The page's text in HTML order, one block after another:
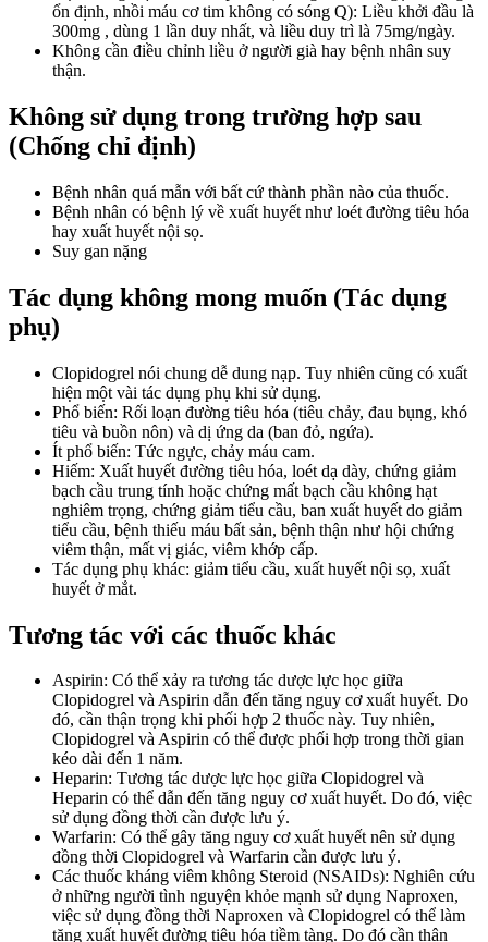
ổn định, nhồi máu cơ tim không có sóng Q): Liều khởi đầu là
300mg , dùng 1 lần duy nhất, và liều duy trì là 75mg/ngày.
Không cần điều chỉnh liều ở người già hay bệnh nhân suy
thận.
Không sử dụng trong trường hợp sau
(Chống chỉ định)
Bệnh nhân quá mẫn với bất cứ thành phần nào của thuốc.
Bệnh nhân có bệnh lý về xuất huyết như loét đường tiêu hóa
hay xuất huyết nội sọ.
Suy gan nặng
Tác dụng không mong muốn (Tác dụng
phụ)
Clopidogrel nói chung dễ dung nạp. Tuy nhiên cũng có xuất
hiện một vài tác dụng phụ khi sử dụng.
Phổ biến: Rối loạn đường tiêu hóa (tiêu chảy, đau bụng, khó
tiêu và buồn nôn) và dị ứng da (ban đỏ, ngứa).
Ít phổ biến: Tức ngực, chảy máu cam.
Hiếm: Xuất huyết đường tiêu hóa, loét dạ dày, chứng giảm
bạch cầu trung tính hoặc chứng mất bạch cầu không hạt
nghiêm trọng, chứng giảm tiểu cầu, ban xuất huyết do giảm
tiểu cầu, bệnh thiếu máu bất sản, bệnh thận như hội chứng
viêm thận, mất vị giác, viêm khớp cấp.
Tác dụng phụ khác: giảm tiểu cầu, xuất huyết nội sọ, xuất
huyết ở mắt.
Tương tác với các thuốc khác
Aspirin: Có thể xảy ra tương tác dược lực học giữa
Clopidogrel và Aspirin dẫn đến tăng nguy cơ xuất huyết. Do
đó, cần thận trọng khi phối hợp 2 thuốc này. Tuy nhiên,
Clopidogrel và Aspirin có thể được phối hợp trong thời gian
kéo dài đến 1 năm.
Heparin: Tương tác dược lực học giữa Clopidogrel và
Heparin có thể dẫn đến tăng nguy cơ xuất huyết. Do đó, việc
sử dụng đồng thời cần được lưu ý.
Warfarin: Có thể gây tăng nguy cơ xuất huyết nên sử dụng
đồng thời Clopidogrel và Warfarin cần được lưu ý.
Các thuốc kháng viêm không Steroid (NSAIDs): Nghiên cứu
ở những người tình nguyện khỏe mạnh sử dụng Naproxen,
việc sử dụng đồng thời Naproxen và Clopidogrel có thể làm
tăng xuất huyết đường tiêu hóa tiềm tàng. Do đó cần thận